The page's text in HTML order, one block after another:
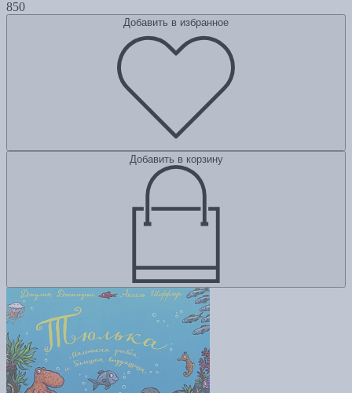
850
Добавить в избранное
Добавить в корзину